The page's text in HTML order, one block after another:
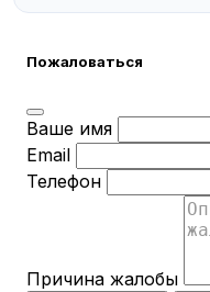
Пожаловаться
Ваше имя
Email
Телефон
Причина жалобы